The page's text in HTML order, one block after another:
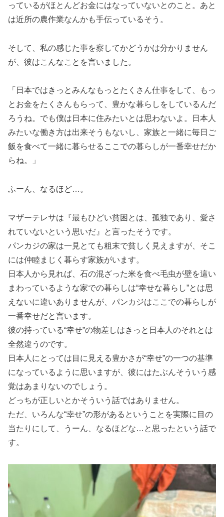
っているがほとんどお金にはなっていないとのこと。あと
は近所の農作業なんかも手伝っているそう。
そして、私の感じた事を察してかどうかは分かりません
が、彼はこんなことを言いました。
「日本ではきっとみんなもっとたくさん仕事をして、もっ
とお金をたくさんもらって、豊かな暮らしをしているんだ
ろうね。でも僕は日本に住みたいとは思わないよ。日本人
みたいな働き方は出来そうもないし、家族と一緒に毎日ご
飯を食べて一緒に暮らせるここでの暮らしが一番幸せだか
らね。」
ふーん、なるほど…。
マザーテレサは『最もひどい貧困とは、孤独であり、愛さ
れていないという思いだ』と言ったそうです。
パンカジの家は一見とても粗末で貧しく見えますが、そこ
には仲睦まじく暮らす家族がいます。
日本人から見れば、石の混ざった米を食べ毛虫が壁を這い
まわっているような家での暮らしは“幸せな暮らし”とは思
えないに違いありませんが、パンカジはここでの暮らしが
一番幸せだと言います。
彼の持っている“幸せ”の物差しはきっと日本人のそれとは
全然違うのです。
日本人にとっては目に見える豊かさが“幸せ”の一つの基準
になっているように思いますが、彼にはたぶんそういう感
覚はあまりないのでしょう。
どっちが正しいとかそういう話ではありません。
ただ、いろんな“幸せ”の形があるということを実際に目の
当たりにして、うーん、なるほどな…と思ったという話で
す。